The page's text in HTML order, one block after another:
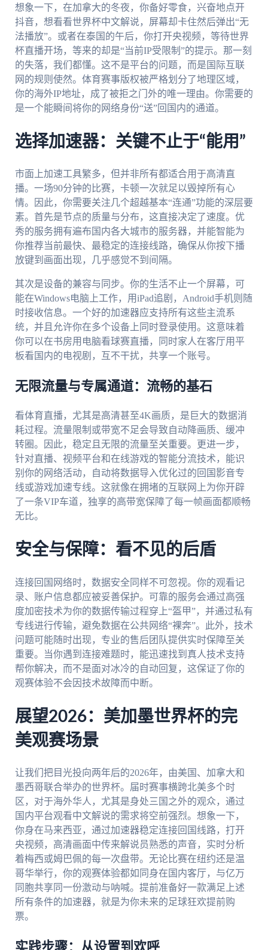
想象一下，在加拿大的冬夜，你备好零食，兴奋地点开
抖音，想看看世界杯中文解说，屏幕却卡住然后弹出“无
法播放”。或者在泰国的午后，你打开央视频，等待世界
杯直播开场，等来的却是“当前IP受限制”的提示。那一刻
的失落，我们都懂。这不是平台的问题，而是国际互联
网的规则使然。体育赛事版权被严格划分了地理区域，
你的海外IP地址，成了被拒之门外的唯一理由。你需要的
是一个能瞬间将你的网络身份“送”回国内的通道。
选择加速器：关键不止于“能用”
市面上加速工具繁多，但并非所有都适合用于高清直
播。一场90分钟的比赛，卡顿一次就足以毁掉所有心
情。因此，你需要关注几个超越基本“连通”功能的深层要
素。首先是节点的质量与分布，这直接决定了速度。优
秀的服务拥有遍布国内各大城市的服务器，并能智能为
你推荐当前最快、最稳定的连接线路，确保从你按下播
放键到画面出现，几乎感觉不到间隔。
其次是设备的兼容与同步。你的生活不止一个屏幕，可
能在Windows电脑上工作，用iPad追剧，Android手机则随
时接收信息。一个好的加速器应支持所有这些主流系
统，并且允许你在多个设备上同时登录使用。这意味着
你可以在书房用电脑看球赛直播，同时家人在客厅用平
板看国内的电视剧，互不干扰，共享一个账号。
无限流量与专属通道：流畅的基石
看体育直播，尤其是高清甚至4K画质，是巨大的数据消
耗过程。流量限制或带宽不足会导致自动降画质、缓冲
转圈。因此，稳定且无限的流量至关重要。更进一步，
针对直播、视频平台和在线游戏的智能分流技术，能识
别你的网络活动，自动将数据导入优化过的回国影音专
线或游戏加速专线。这就像在拥堵的互联网上为你开辟
了一条VIP车道，独享的高带宽保障了每一帧画面都顺畅
无比。
安全与保障：看不见的后盾
连接回国网络时，数据安全同样不可忽视。你的观看记
录、账户信息都应被妥善保护。可靠的服务会通过高强
度加密技术为你的数据传输过程穿上“盔甲”，并通过私有
专线进行传输，避免数据在公共网络“裸奔”。此外，技术
问题可能随时出现，专业的售后团队提供实时保障至关
重要。当你遇到连接难题时，能迅速找到真人技术支持
帮你解决，而不是面对冰冷的自动回复，这保证了你的
观赛体验不会因技术故障而中断。
展望2026：美加墨世界杯的完
美观赛场景
让我们把目光投向两年后的2026年，由美国、加拿大和
墨西哥联合举办的世界杯。届时赛事横跨北美多个时
区，对于海外华人，尤其是身处三国之外的观众，通过
国内平台观看中文解说的需求将空前强烈。想象一下，
你身在马来西亚，通过加速器稳定连接回国线路，打开
央视频，高清画面中传来解说员熟悉的声音，实时分析
着梅西或姆巴佩的每一次盘带。无论比赛在纽约还是温
哥华举行，你的观赛体验都如同身在国内客厅，与亿万
同胞共享同一份激动与呐喊。提前准备好一款满足上述
所有条件的加速器，就是为你未来的足球狂欢提前购
票。
实践步骤：从设置到欢呼